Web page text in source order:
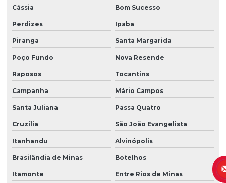
Cássia Bom Sucesso
Perdizes Ipaba
Piranga Santa Margarida
Poço Fundo Nova Resende
Raposos Tocantins
Campanha Mário Campos
Santa Juliana Passa Quatro
Cruzília São João Evangelista
Itanhandu Alvinópolis
Brasilândia de Minas Botelhos
Itamonte Entre Rios de Minas